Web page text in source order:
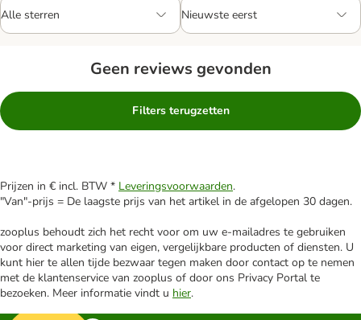
Geen reviews gevonden
Filters terugzetten
Prijzen in € incl. BTW * Leveringsvoorwaarden.
"Van"-prijs = De laagste prijs van het artikel in de afgelopen 30 dagen.
zooplus behoudt zich het recht voor om uw e-mailadres te gebruiken
voor direct marketing van eigen, vergelijkbare producten of diensten. U
kunt hier te allen tijde bezwaar tegen maken door contact op te nemen
met de klantenservice van zooplus of door ons Privacy Portal te
bezoeken. Meer informatie vindt u hier.